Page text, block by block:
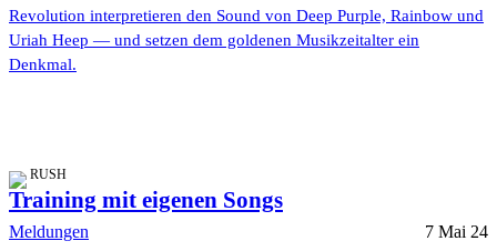
Revolution interpretieren den Sound von Deep Purple, Rainbow und
Uriah Heep — und setzen dem goldenen Musikzeitalter ein
Denkmal.
RUSH
Training mit eigenen Songs
Meldungen 7 Mai 24